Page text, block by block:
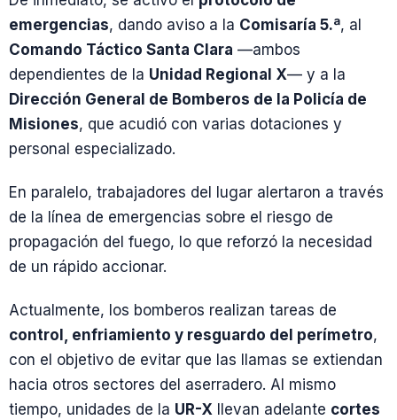
emergencias, dando aviso a la Comisaría 5.ª, al
Comando Táctico Santa Clara —ambos
dependientes de la Unidad Regional X— y a la
Dirección General de Bomberos de la Policía de
Misiones, que acudió con varias dotaciones y
personal especializado.
En paralelo, trabajadores del lugar alertaron a través
de la línea de emergencias sobre el riesgo de
propagación del fuego, lo que reforzó la necesidad
de un rápido accionar.
Actualmente, los bomberos realizan tareas de
control, enfriamiento y resguardo del perímetro,
con el objetivo de evitar que las llamas se extiendan
hacia otros sectores del aserradero. Al mismo
tiempo, unidades de la UR-X llevan adelante cortes